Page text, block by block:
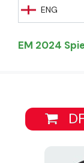
ENG
EM 2024